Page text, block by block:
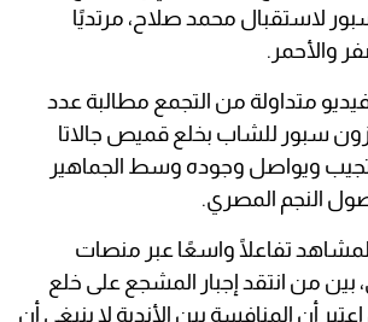
لاستقبال محمد صلاح، مرتديًا
والأحمر.
متداولة من التجمع مطالبة عدد
سبور للشاب بخلع قميص جالاتا
ويواصل وجوده وسط الجماهير
النجم المصري.
تفاعلًا واسعًا عبر منصات
بين من انتقد إجبار المشجع على خلع
أن المنافسة بين الأندية لا ينبغي أن